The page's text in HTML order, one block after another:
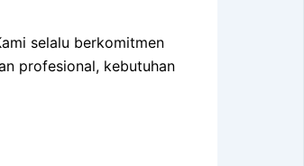
selalu berkomitmen
profesional, kebutuhan